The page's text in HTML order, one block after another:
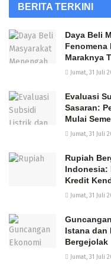
BERITA TERKINI
Daya Beli
Fenomena
Maraknya
Jumat, 31 Juli
Evaluasi
Sasaran:
Mulai
Jumat, 31 Juli
Rupiah
Indonesia:
Kredit
Jumat, 31 Juli
Istana dan
Bergejolak
Jumat, 31 Juli